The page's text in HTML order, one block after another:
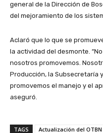
general de la Dirección de
del mejoramiento de los
Aclaró que lo que se
la actividad del desmonte.
nosotros promovemos.
Producción, la Subsecretaría
promovemos el manejo y el
aseguró.
TAGS Actualización del OTBN